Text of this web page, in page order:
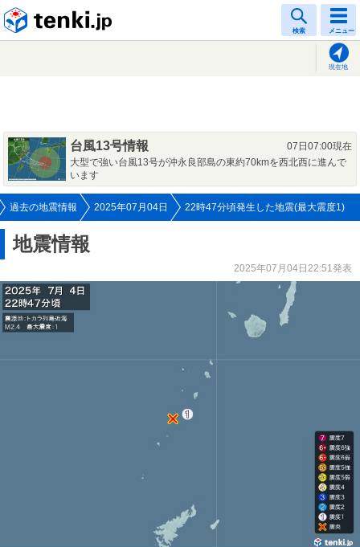
検索 メニュー
現在地
台風13号情報
07日07:00現在
大型で強い台風13号が沖永良部島の東約70kmを西北西に進んで
います
過去の地震情報 2025年07月04日 22時47分頃発生した地震(最大震度1)
地震情報
2025年07月04日22:51発表